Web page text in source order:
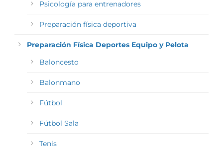
Psicología para entrenadores
Preparación física deportiva
Preparación Física Deportes Equipo y Pelota
Baloncesto
Balonmano
Fútbol
Fútbol Sala
Tenis